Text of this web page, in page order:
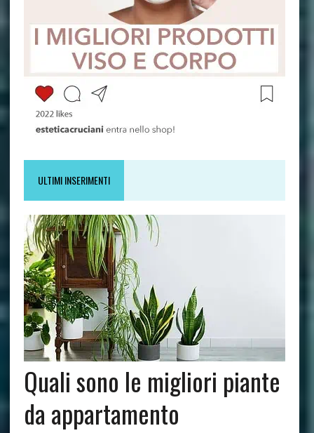
ULTIMI INSERIMENTI
Quali sono le migliori piante
da appartamento